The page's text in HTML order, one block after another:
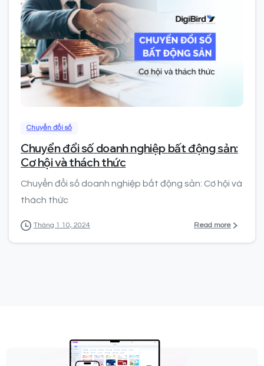
Chuyển đổi số
Chuyển đổi số doanh nghiệp bất động sản:
Cơ hội và thách thức
Chuyển đổi số doanh nghiệp bất động sản: Cơ hội và
thách thức
Tháng 1 10, 2024 Read more